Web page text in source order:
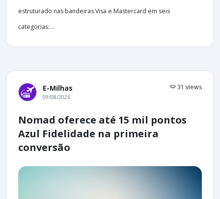
estruturado nas bandeiras Visa e Mastercard em seis
categorias:...
E-Milhas 31 views
09/08/2026
Nomad oferece até 15 mil pontos
Azul Fidelidade na primeira
conversão